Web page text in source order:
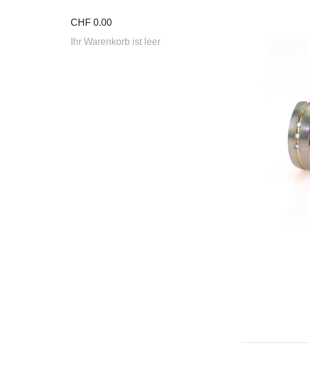
CHF 0.00
Ihr Warenkorb ist leer